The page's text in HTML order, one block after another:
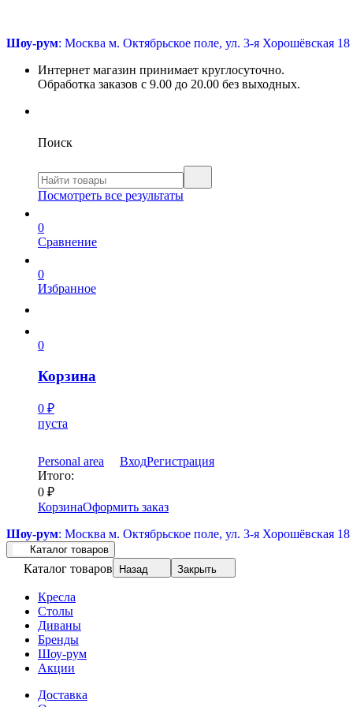
Шоу-рум: Москва м. Октябрьское поле, ул. 3-я Хорошёвская 18
Интернет магазин принимает круглосуточно.
Обработка заказов с 9.00 до 20.00 без выходных.
Поиск
Посмотреть все результаты
0
Сравнение
0
Избранное
0
Корзина
0 ₽
пуста
Personal area ВходРегистрация
Итого:
0 ₽
КорзинаОформить заказ
Шоу-рум: Москва м. Октябрьское поле, ул. 3-я Хорошёвская 18
Каталог товаров
Каталог товаров Назад Закрыть
Кресла
Столы
Диваны
Бренды
Шоу-рум
Акции
Доставка